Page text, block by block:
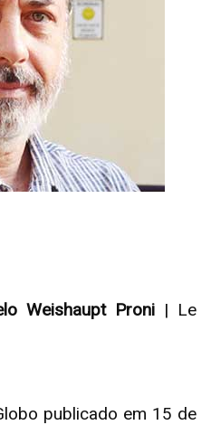
Weishaupt Proni | Le
publicado em 15 de